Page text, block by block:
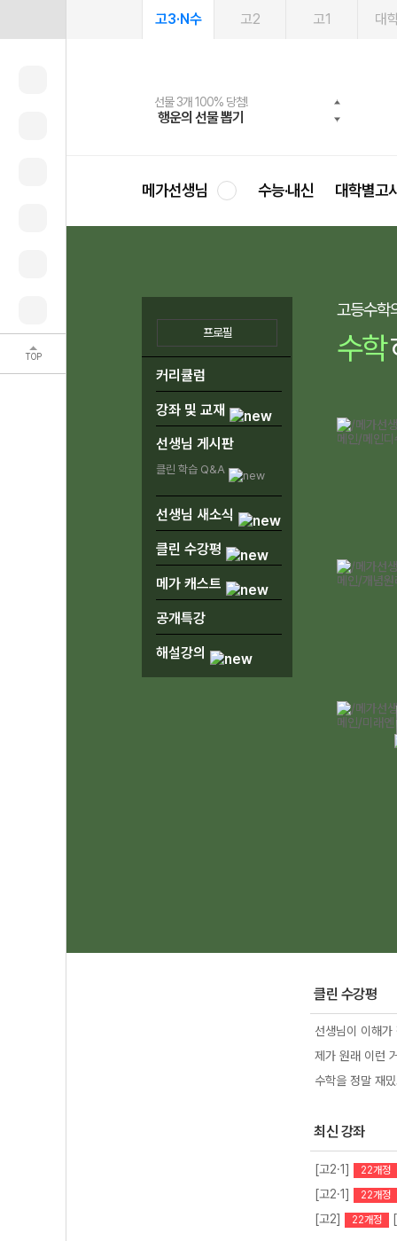
TOP
고3·N수 고2 고1 대
선물 3개 100% 당첨!
행운의 선물 뽑기
선물 100% 증정!
메가스터디 X 올리브
여름방학 스터디 캐시백
메가런 썸머스쿨
2027 러셀 단과
강사 공개선발
스마트러닝앱
설문 EVENT
메가패스
3일 무료 체험권
메가패스 수강생 무료혜택!
메가클럽 멤버십
사회공헌 캠페인
희망이룸 메가나눔
메가선생님 수능·내신 대학별고
커리큘럼
강좌 및 교재
선생님 게시판
클린 학습 Q&A
선생님 새소식
클린 수강평
메가 캐스트
공개특강
해설강의
고등수학
수학
프로필
클린 수강평
선생님이 이해
제가 원래 이런
수학을 정말 재
최신 강좌
[고2·1] 22개정
[고2·1] 22개정
[고2] 22개정